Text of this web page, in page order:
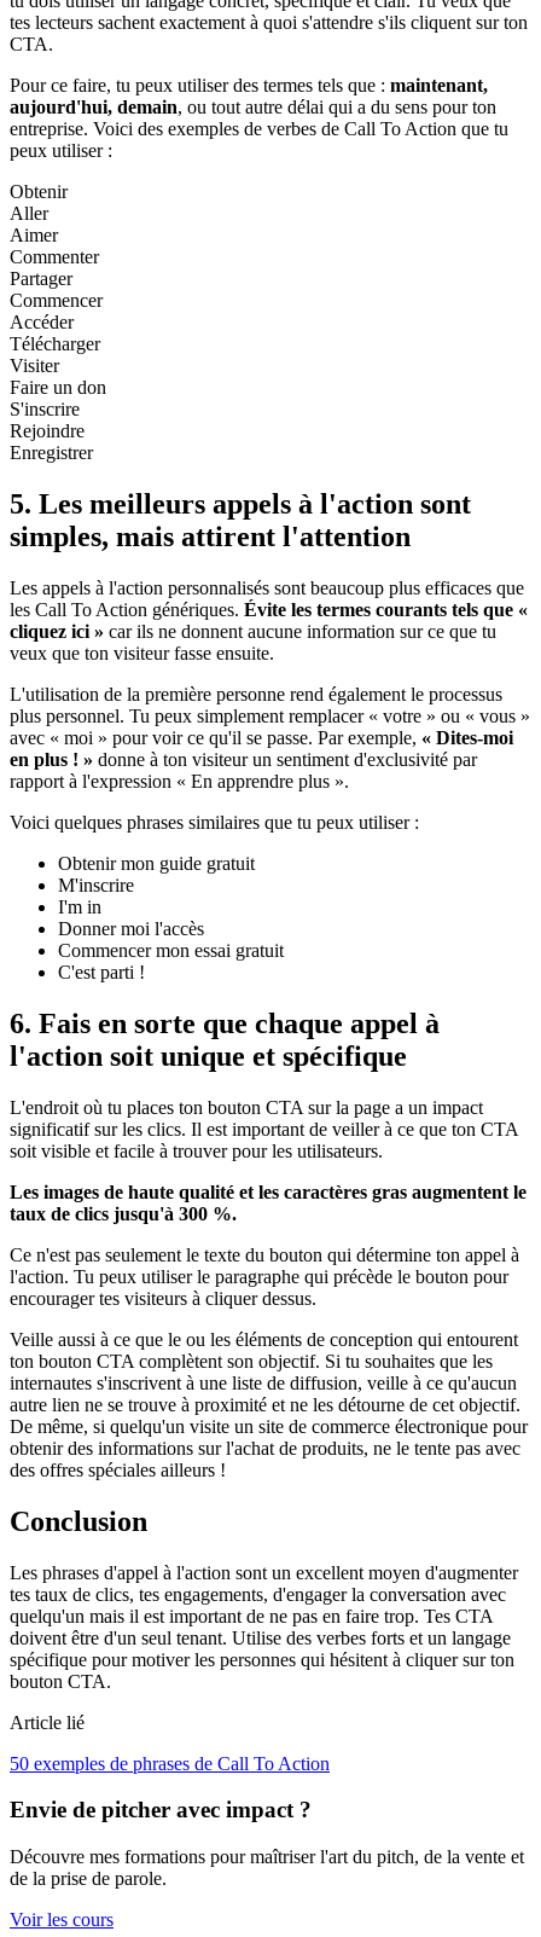
tes lecteurs sachent exactement à quoi s'attendre s'ils cliquent sur ton
CTA.
Pour ce faire, tu peux utiliser des termes tels que : maintenant,
aujourd'hui, demain, ou tout autre délai qui a du sens pour ton
entreprise. Voici des exemples de verbes de Call To Action que tu
peux utiliser :
Obtenir
Aller
Aimer
Commenter
Partager
Commencer
Accéder
Télécharger
Visiter
Faire un don
S'inscrire
Rejoindre
Enregistrer
5. Les meilleurs appels à l'action sont
simples, mais attirent l'attention
Les appels à l'action personnalisés sont beaucoup plus efficaces que
les Call To Action génériques. Évite les termes courants tels que «
cliquez ici » car ils ne donnent aucune information sur ce que tu
veux que ton visiteur fasse ensuite.
L'utilisation de la première personne rend également le processus
plus personnel. Tu peux simplement remplacer « votre » ou « vous »
avec « moi » pour voir ce qu'il se passe. Par exemple, « Dites-moi
en plus ! » donne à ton visiteur un sentiment d'exclusivité par
rapport à l'expression « En apprendre plus ».
Voici quelques phrases similaires que tu peux utiliser :
Obtenir mon guide gratuit
M'inscrire
I'm in
Donner moi l'accès
Commencer mon essai gratuit
C'est parti !
6. Fais en sorte que chaque appel à
l'action soit unique et spécifique
L'endroit où tu places ton bouton CTA sur la page a un impact
significatif sur les clics. Il est important de veiller à ce que ton CTA
soit visible et facile à trouver pour les utilisateurs.
Les images de haute qualité et les caractères gras augmentent le
taux de clics jusqu'à 300 %.
Ce n'est pas seulement le texte du bouton qui détermine ton appel à
l'action. Tu peux utiliser le paragraphe qui précède le bouton pour
encourager tes visiteurs à cliquer dessus.
Veille aussi à ce que le ou les éléments de conception qui entourent
ton bouton CTA complètent son objectif. Si tu souhaites que les
internautes s'inscrivent à une liste de diffusion, veille à ce qu'aucun
autre lien ne se trouve à proximité et ne les détourne de cet objectif.
De même, si quelqu'un visite un site de commerce électronique pour
obtenir des informations sur l'achat de produits, ne le tente pas avec
des offres spéciales ailleurs !
Conclusion
Les phrases d'appel à l'action sont un excellent moyen d'augmenter
tes taux de clics, tes engagements, d'engager la conversation avec
quelqu'un mais il est important de ne pas en faire trop. Tes CTA
doivent être d'un seul tenant. Utilise des verbes forts et un langage
spécifique pour motiver les personnes qui hésitent à cliquer sur ton
bouton CTA.
Article lié
50 exemples de phrases de Call To Action
Envie de pitcher avec impact ?
Découvre mes formations pour maîtriser l'art du pitch, de la vente et
de la prise de parole.
Voir les cours